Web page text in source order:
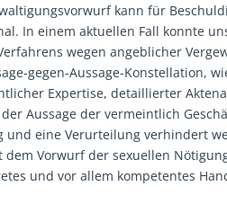
kann für
In einem aktuellen Fall konnte
wegen angeblicher
gegen-Aussage-Konstellation,
Expertise, detaillierter
Aussage der vermeintlich
und eine Verurteilung verhindert
dem Vorwurf der sexuellen
und vor allem kompetentes